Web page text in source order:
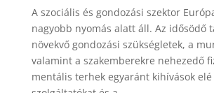
A szociális és gondozási szektor
nagyobb nyomás alatt áll. Az idősödő
növekvő gondozási szükségletek, a
valamint a szakemberekre nehezedő
mentális terhek egyaránt kihívások